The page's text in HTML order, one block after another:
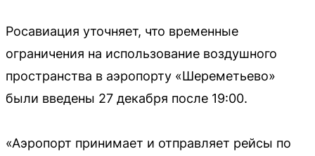
Росавиация уточняет, что временные
ограничения на использование воздушного
пространства в аэропорту «Шереметьево»
были введены 27 декабря после 19:00.
«Аэропорт принимает и отправляет рейсы по